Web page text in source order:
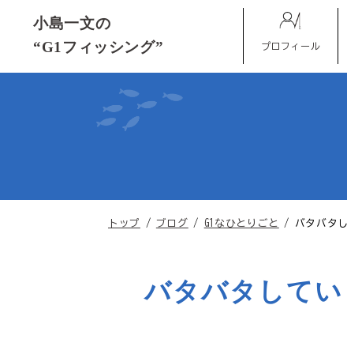
小島一文の
“G1フィッシング”
プロフィール
現
トップ / ブログ / G1なひとりごと / バタバタ
バタバタして